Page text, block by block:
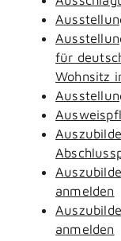
für
Wohnsitz
anmelden
anmelden